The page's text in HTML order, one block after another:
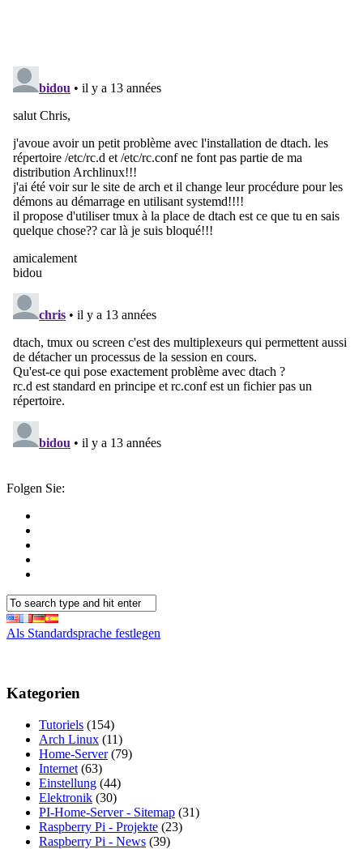
Folgen Sie:
Als Standardsprache festlegen
Kategorien
Tutoriels (154)
Arch Linux (11)
Home-Server(79)
Internet (63)
Einstellung (44)
Elektronik (30)
PI-Home-Server - Sitemap (31)
Raspberry Pi - Projekte (23)
Raspberry Pi - News (39)